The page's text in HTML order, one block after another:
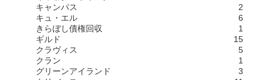
キャンパス
2
キュ・エル
6
きらぼし債権回収
1
ギルド
15
クラヴィス
5
クラン
1
グリーンアイランド
3